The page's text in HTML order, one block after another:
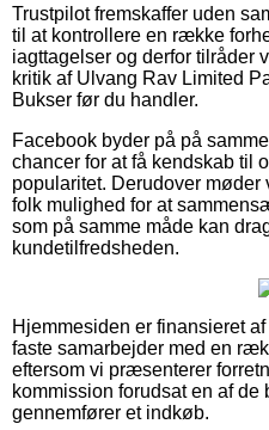
Trustpilot fremskaffer uden
til at kontrollere en række
iagttagelser og derfor tilråder
kritik af Ulvang Rav Limited
Bukser før du handler.
Facebook byder på på
chancer for at få kendskab til
popularitet. Derudover
folk mulighed for at
som på samme måde kan
kundetilfredsheden.
Hjemmesiden er finansieret
faste samarbejder med en
eftersom vi præsenterer
kommission forudsat en af
gennemfører et indkøb.